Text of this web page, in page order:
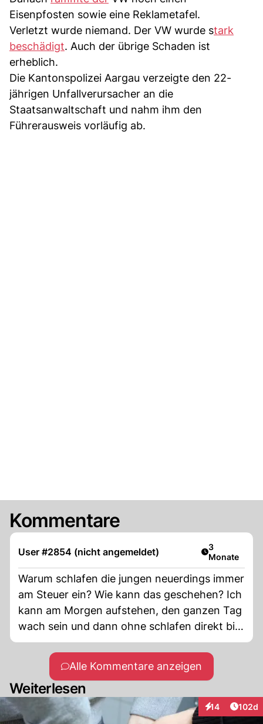
Eisenpfosten sowie eine Reklametafel.
Verletzt wurde niemand. Der VW wurde stark
beschädigt. Auch der übrige Schaden ist
erheblich.
Die Kantonspolizei Aargau verzeigte den 22-
jährigen Unfallverursacher an die
Staatsanwaltschaft und nahm ihm den
Führerausweis vorläufig ab.
Kommentare
User #2854 (nicht angemeldet) Artikel
3
Monate
Warum schlafen die jungen neuerdings immer
am Steuer ein? Wie kann das geschehen? Ich
kann am Morgen aufstehen, den ganzen Tag
wach sein und dann ohne schlafen direkt bis
nach Slowenien oder weiter fahren ohne
dass ich am Steuer einschlafe, da stimmt
doch etwas nicht!
Alle Kommentare anzeigen
Weiterlesen
14
Interaktionen
102d